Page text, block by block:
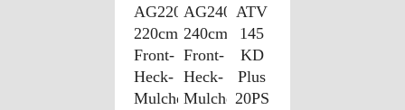
AG220
220cm
Front-
Heck-
Mulcher
AG240
240cm
Front-
Heck-
Mulcher
ATV
145
KD
Plus
20PS